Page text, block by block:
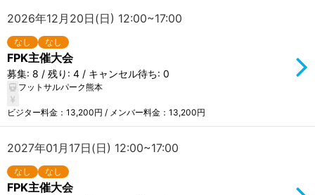
2026年12月20日(日) 12:00~17:00
なし なし
FPK主催大会
募集: 8 / 残り: 4 / キャンセル待ち: 0
フットサルパーク熊本
ビジター料金：13,200円 / メンバー料金：13,200円
2027年01月17日(日) 12:00~17:00
なし なし
FPK主催大会